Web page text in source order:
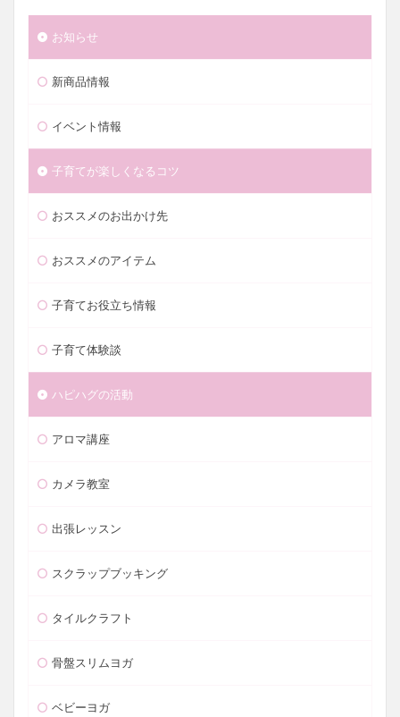
お知らせ
新商品情報
イベント情報
子育てが楽しくなるコツ
おススメのお出かけ先
おススメのアイテム
子育てお役立ち情報
子育て体験談
ハピハグの活動
アロマ講座
カメラ教室
出張レッスン
スクラップブッキング
タイルクラフト
骨盤スリムヨガ
ベビーヨガ